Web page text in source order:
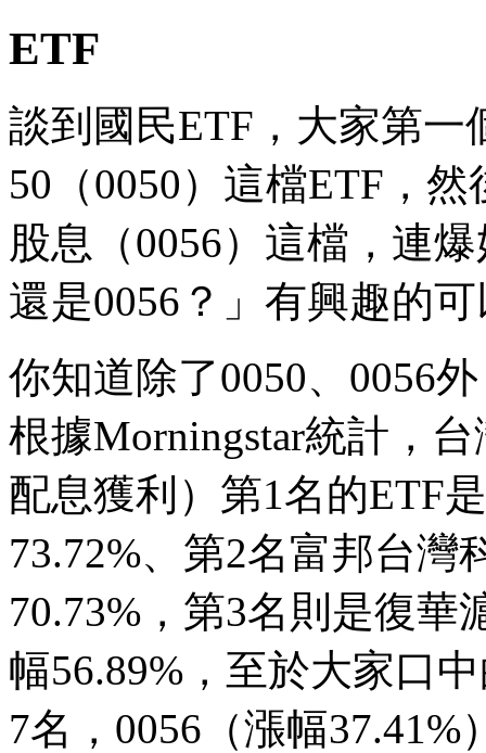
ETF
談到國民ETF，大家第一
50（0050）這檔ETF，
股息（0056）這檔，連
還是0056？」有興趣的
你知道除了0050、0056
根據Morningstar統計，
配息獲利）第1名的ETF
73.72%、第2名富邦台灣
70.73%，第3名則是復華
幅56.89%，至於大家口
7名，0056（漲幅37.41%